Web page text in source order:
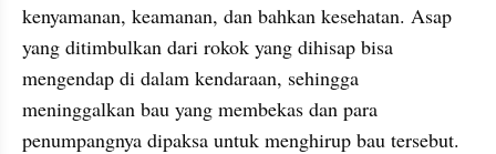
kenyamanan, keamanan, dan bahkan kesehatan. Asap
yang ditimbulkan dari rokok yang dihisap bisa
mengendap di dalam kendaraan, sehingga
meninggalkan bau yang membekas dan para
penumpangnya dipaksa untuk menghirup bau tersebut.